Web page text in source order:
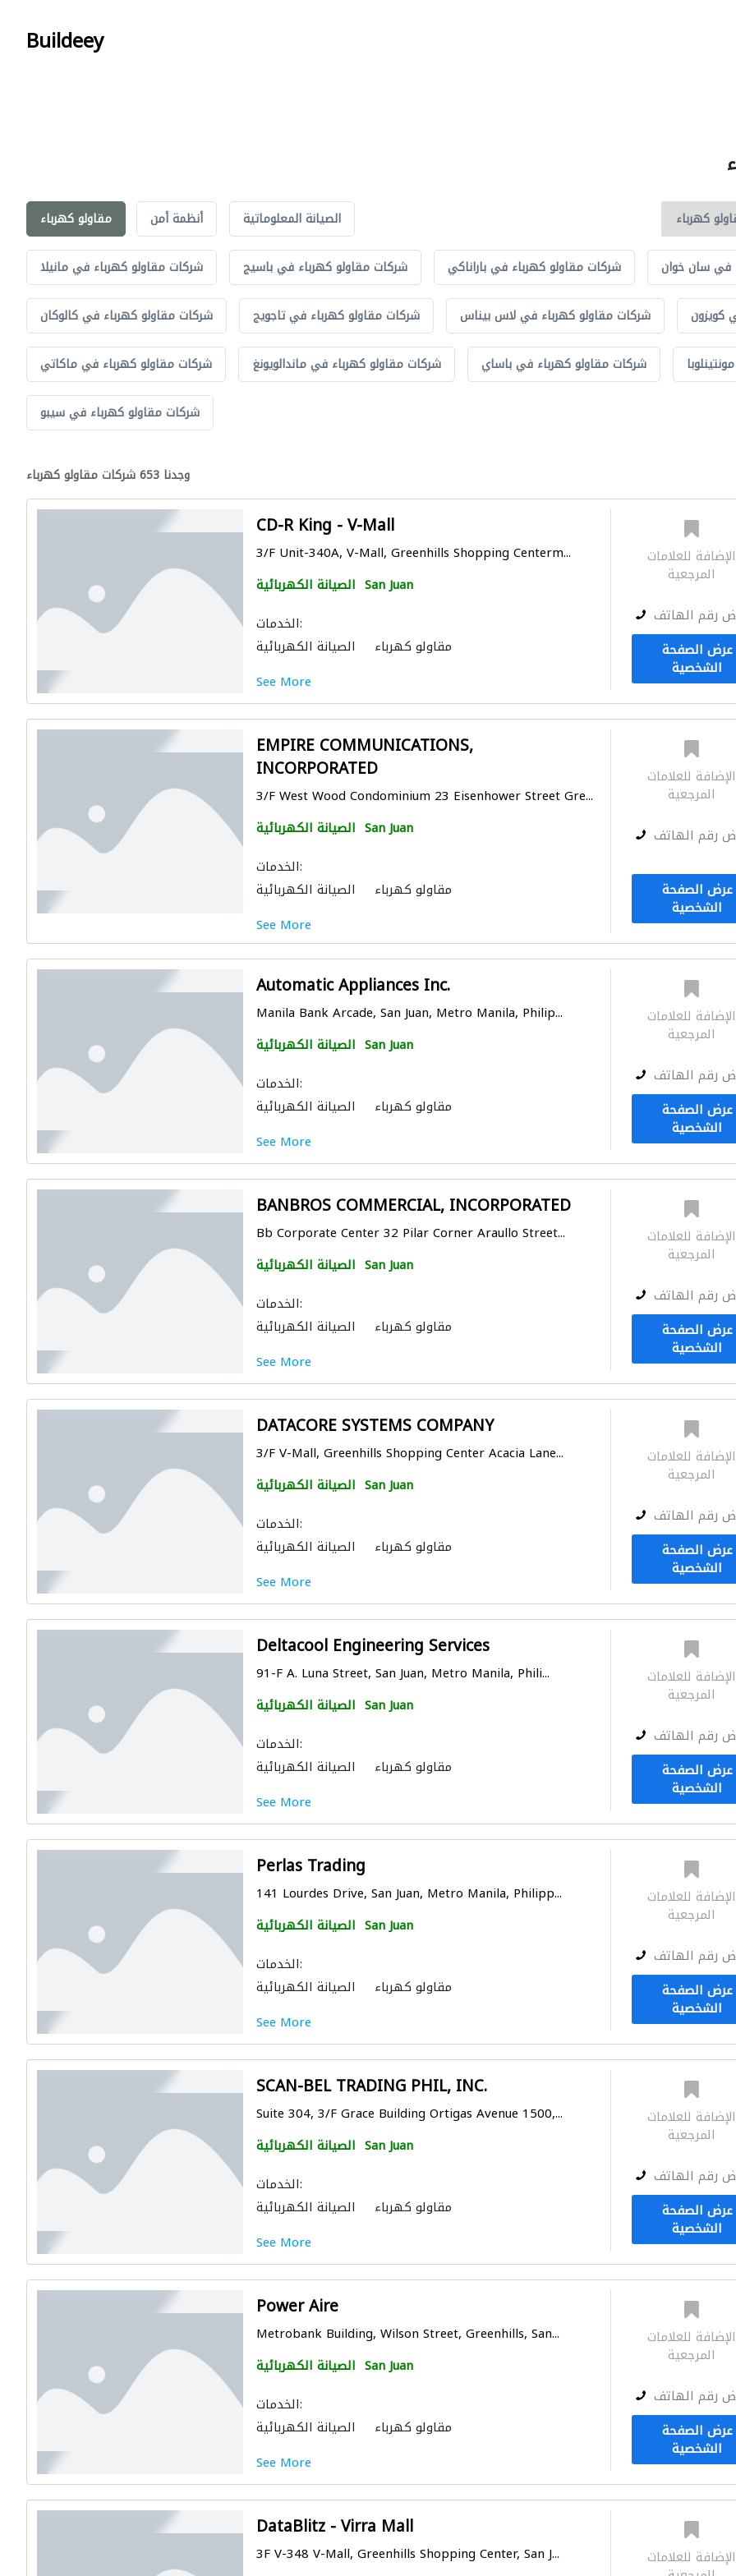
Buildeey
مقاولو كهرباء أنظمة أمن الصيانة المعلوماتية
شركات مقاولو كهرباء في مانيلا شركات مقاولو كهرباء في باسيج شركات مقاولو كهرباء في باراناكي في سان خوان
شركات مقاولو كهرباء في كالوكان شركات مقاولو كهرباء في تاجويج شركات مقاولو كهرباء في لاس بيناس كويزون
شركات مقاولو كهرباء في ماكاتي شركات مقاولو كهرباء في ماندالويونغ شركات مقاولو كهرباء في باساي
شركات مقاولو كهرباء في سيبو
وجدنا 653 شركات مقاولو كهرباء
CD-R King - V-Mall
3/F Unit-340A, V-Mall, Greenhills Shopping Centerm...
الصيانة الكهربائية San Juan
الخدمات:
الصيانة الكهربائية
مقاولو كهرباء
See More
الإضافة للعلامات
المرجعية
رقم الهاتف
عرض الصفحة
الشخصية
EMPIRE COMMUNICATIONS,
INCORPORATED
3/F West Wood Condominium 23 Eisenhower Street Gre...
الصيانة الكهربائية San Juan
الخدمات:
الصيانة الكهربائية
مقاولو كهرباء
See More
الإضافة للعلامات
المرجعية
رقم الهاتف
عرض الصفحة
الشخصية
Automatic Appliances Inc.
Manila Bank Arcade, San Juan, Metro Manila, Philip...
الصيانة الكهربائية San Juan
الخدمات:
الصيانة الكهربائية
مقاولو كهرباء
See More
الإضافة للعلامات
المرجعية
رقم الهاتف
عرض الصفحة
الشخصية
BANBROS COMMERCIAL, INCORPORATED
Bb Corporate Center 32 Pilar Corner Araullo Street...
الصيانة الكهربائية San Juan
الخدمات:
الصيانة الكهربائية
مقاولو كهرباء
See More
الإضافة للعلامات
المرجعية
رقم الهاتف
عرض الصفحة
الشخصية
DATACORE SYSTEMS COMPANY
3/F V-Mall, Greenhills Shopping Center Acacia Lane...
الصيانة الكهربائية San Juan
الخدمات:
الصيانة الكهربائية
مقاولو كهرباء
See More
الإضافة للعلامات
المرجعية
رقم الهاتف
عرض الصفحة
الشخصية
Deltacool Engineering Services
91-F A. Luna Street, San Juan, Metro Manila, Phili...
الصيانة الكهربائية San Juan
الخدمات:
الصيانة الكهربائية
مقاولو كهرباء
See More
الإضافة للعلامات
المرجعية
رقم الهاتف
عرض الصفحة
الشخصية
Perlas Trading
141 Lourdes Drive, San Juan, Metro Manila, Philipp...
الصيانة الكهربائية San Juan
الخدمات:
الصيانة الكهربائية
مقاولو كهرباء
See More
الإضافة للعلامات
المرجعية
رقم الهاتف
عرض الصفحة
الشخصية
SCAN-BEL TRADING PHIL, INC.
Suite 304, 3/F Grace Building Ortigas Avenue 1500,...
الصيانة الكهربائية San Juan
الخدمات:
الصيانة الكهربائية
مقاولو كهرباء
See More
الإضافة للعلامات
المرجعية
رقم الهاتف
عرض الصفحة
الشخصية
Power Aire
Metrobank Building, Wilson Street, Greenhills, San...
الصيانة الكهربائية San Juan
الخدمات:
الصيانة الكهربائية
مقاولو كهرباء
See More
الإضافة للعلامات
المرجعية
رقم الهاتف
عرض الصفحة
الشخصية
DataBlitz - Virra Mall
3F V-348 V-Mall, Greenhills Shopping Center, San J...
الإضافة للعلامات